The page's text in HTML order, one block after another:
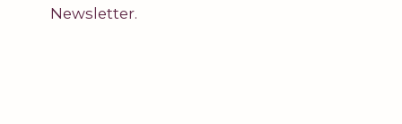
Newsletter.